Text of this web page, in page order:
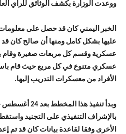
ووعدت الوزارة بكشف الوثائق للرأي
الخبر اليمني كان قد حصل على
عسكري متنوع في كل مربع حيث قام
الأفراد من معسكرات التدريب إليها.
وبدأ تنفيذ هذا
بالإشراف التنفيذي على التجنيد
الأخرى وفقا لقاعدة بيانات كان قد تم